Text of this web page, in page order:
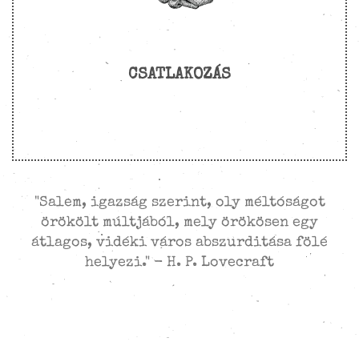
CSATLAKOZÁS
"Salem, igazság szerint, oly méltóságot
örökölt múltjából, mely örökösen egy
átlagos, vidéki város abszurditása fölé
helyezi." - H. P. Lovecraft